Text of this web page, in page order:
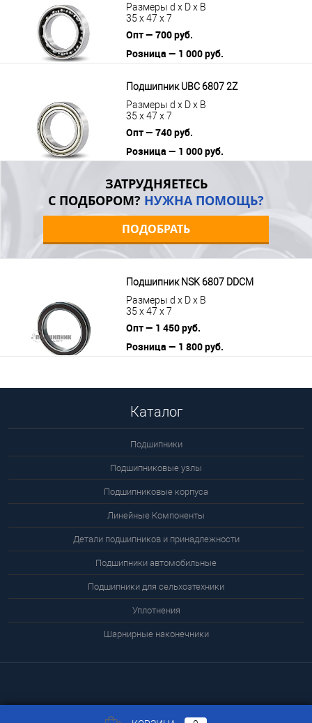
Размеры d x D x B
35 x 47 x 7
Опт — 700 руб.
Розница — 1 000 руб.
Подшипник UBC 6807 2Z
Размеры d x D x B
35 x 47 x 7
Опт — 740 руб.
Розница — 1 000 руб.
ЗАТРУДНЯЕТЕСЬ
С ПОДБОРОМ? НУЖНА ПОМОЩЬ?
ПОДОБРАТЬ
Подшипник NSK 6807 DDCM
Размеры d x D x B
35 x 47 x 7
Опт — 1 450 руб.
Розница — 1 800 руб.
Каталог
Подшипники
Подшипниковые узлы
Подшипниковые корпуса
Линейные Компоненты
Детали подшипников и принадлежности
Подшипники автомобильные
Подшипники для сельхозтехники
Уплотнения
Шарнирные наконечники